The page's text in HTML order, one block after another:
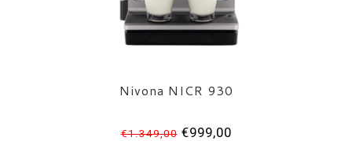
Nivona NICR 930
€1.349,00€999,00